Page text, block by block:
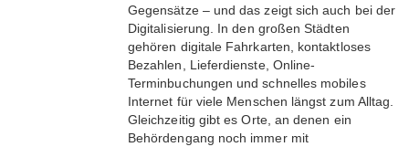
Gegensätze – und das zeigt sich auch bei der
Digitalisierung. In den großen Städten
gehören digitale Fahrkarten, kontaktloses
Bezahlen, Lieferdienste, Online-
Terminbuchungen und schnelles mobiles
Internet für viele Menschen längst zum Alltag.
Gleichzeitig gibt es Orte, an denen ein
Behördengang noch immer mit